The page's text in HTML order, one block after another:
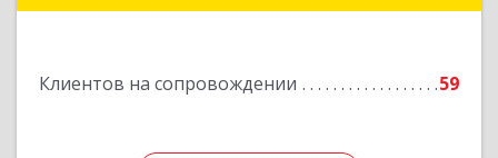
Клиентов на сопровождении 59